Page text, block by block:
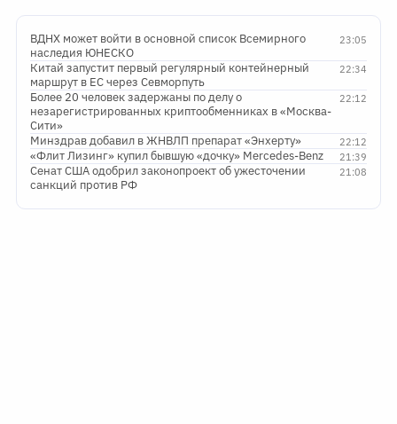
23:05
ВДНХ может войти в основной список Всемирного
наследия ЮНЕСКО
22:34
Китай запустит первый регулярный контейнерный
маршрут в ЕС через Севморпуть
22:12
Более 20 человек задержаны по делу о
незарегистрированных криптообменниках в «Москва-
Сити»
22:12
Минздрав добавил в ЖНВЛП препарат «Энхерту»
21:39
«Флит Лизинг» купил бывшую «дочку» Mercedes-Benz
21:08
Сенат США одобрил законопроект об ужесточении
санкций против РФ